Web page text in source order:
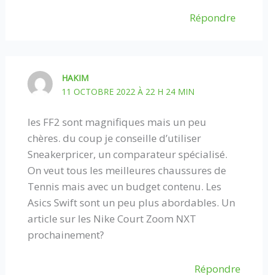
Répondre
HAKIM
11 OCTOBRE 2022 À 22 H 24 MIN
les FF2 sont magnifiques mais un peu
chères. du coup je conseille d’utiliser
Sneakerpricer, un comparateur spécialisé.
On veut tous les meilleures chaussures de
Tennis mais avec un budget contenu. Les
Asics Swift sont un peu plus abordables. Un
article sur les Nike Court Zoom NXT
prochainement?
Répondre